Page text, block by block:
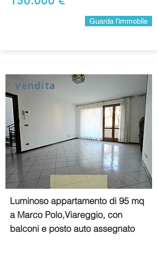
Guarda l'immobile
Vendita
Luminoso appartamento di 95 mq
a Marco Polo,Viareggio, con
balconi e posto auto assegnato